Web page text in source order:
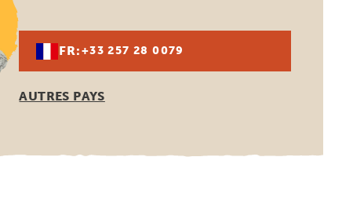
FR:+33 257 28 0079
AUTRES PAYS